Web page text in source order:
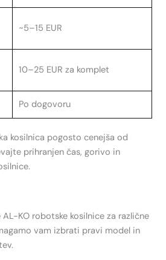
~5–15 EUR
10–25 EUR za komplet
Po dogovoru
kosilnica pogosto cenejša od
prihranjen čas, gorivo in
KO robotske kosilnice za različne
vam izbrati pravi model in